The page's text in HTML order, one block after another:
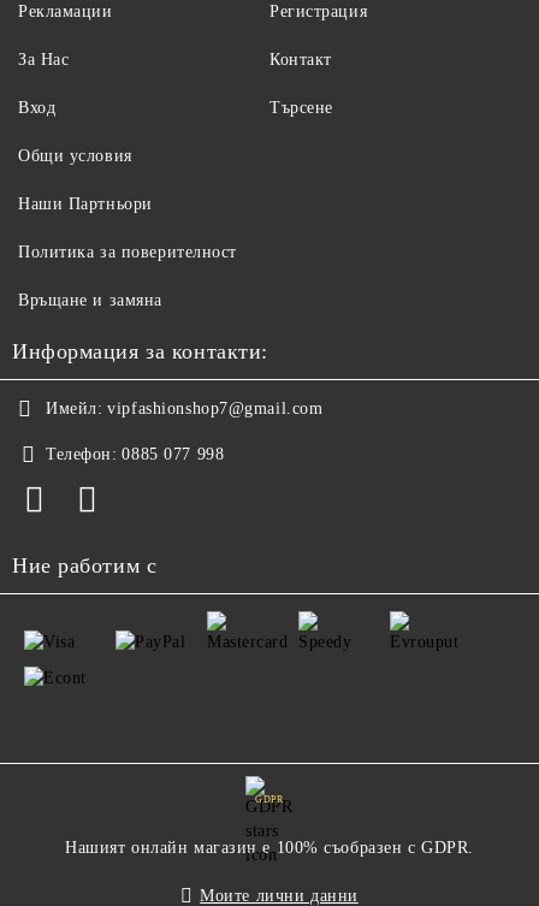
Рекламации
За Нас
Вход
Регистрация
Контакт
Търсене
Общи условия
Наши Партньори
Политика за поверителност
Връщане и замяна
Информация за контакти:
Имейл: vipfashionshop7@gmail.com
Телефон: 0885 077 998
Ние работим с
GDPR
Нашият онлайн магазин е 100% съобразен с GDPR.
Моите лични данни